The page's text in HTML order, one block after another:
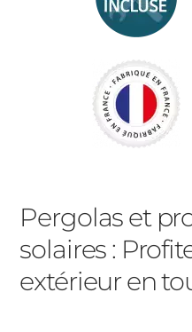
Pergolas et
solaires :
extérieur en